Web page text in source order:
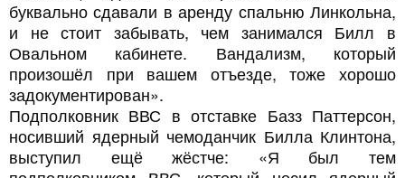
буквально сдавали в аренду спальню Линкольна,
и не стоит забывать, чем занимался Билл в
Овальном кабинете. Вандализм, который
произошёл при вашем отъезде, тоже хорошо
задокументирован».
Подполковник ВВС в отставке Базз Паттерсон,
носивший ядерный чемоданчик Билла Клинтона,
выступил ещё жёстче: «Я был тем